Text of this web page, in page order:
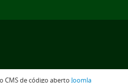
CMS de código aberto Joomla